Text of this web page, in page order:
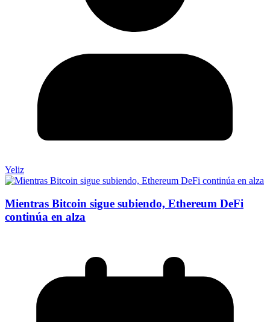
Yeliz
Mientras Bitcoin sigue subiendo, Ethereum DeFi
continúa en alza